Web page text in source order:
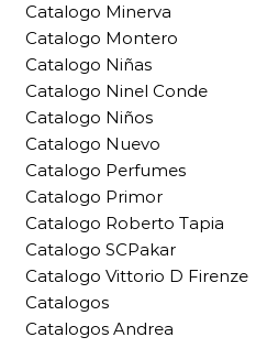
Catalogo Minerva
Catalogo Montero
Catalogo Niñas
Catalogo Ninel Conde
Catalogo Niños
Catalogo Nuevo
Catalogo Perfumes
Catalogo Primor
Catalogo Roberto Tapia
Catalogo SCPakar
Catalogo Vittorio D Firenze
Catalogos
Catalogos Andrea